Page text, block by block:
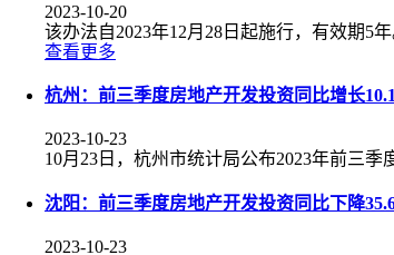
2023-10-20
该办法自2023年12月28日起施行，有效期5年
查看更多
杭州：前三季度房地产开发投资同比增长
2023-10-23
10月23日，杭州市统计局公布2023年前三季
沈阳：前三季度房地产开发投资同比下降
2023-10-23